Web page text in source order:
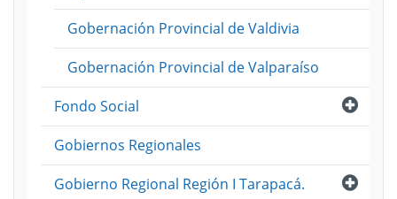
Gobernación Provincial de Valdivia
Gobernación Provincial de Valparaíso
Abrir
Fondo Social
Gobiernos Regionales
Abrir
Gobierno Regional Región I Tarapacá.